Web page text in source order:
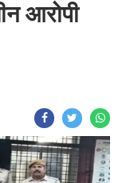
आरोपी